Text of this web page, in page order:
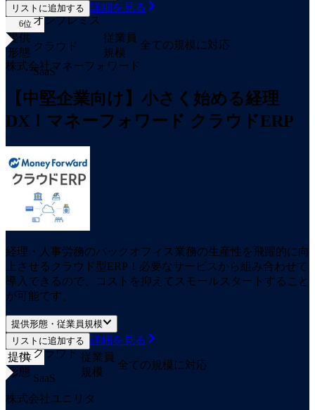
提供
形態
オンプレミス
クラウド
SaaS
従業員
規模
全ての規模に対応
リストに追加する 詳細を見る
6位
株式会社マネーフォワード
【中堅企業向け】小さく始める経理
DX！マネーフォワード クラウドERP
経理・人事労務のバックオフィス業務の生産性を飛躍的に向
上させるクラウド型ERP！必要なサービスから組み合わせて
導入できるので、コストを抑えてスモールスタートすること
が可能です。
提供形態・従業員規模
提供
形態
クラウド
SaaS
従業員
規模
全ての規模に対応
リストに追加する 詳細を見る
7位
株式会社ユニリタ